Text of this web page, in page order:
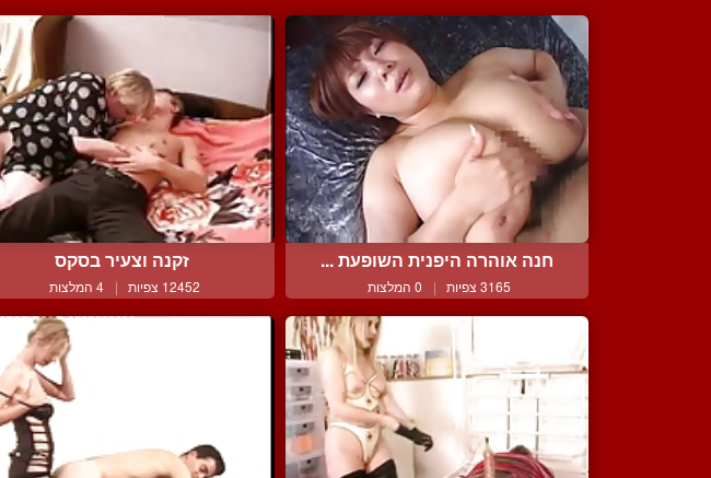
חנה אוהרה היפנית השופעת ...
3165 צפיות | 0 המלצות
זקנה וצעיר בסקס
12452 צפיות | 4 המלצות